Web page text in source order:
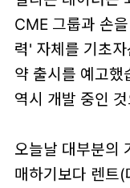
CME 그룹과 손
력' 자체를 기초
약 출시를 예고했
역시 개발 중인
오늘날 대부분의
매하기보다 렌트